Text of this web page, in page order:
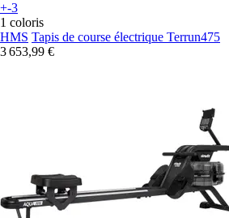
+-3
1 coloris
HMS Tapis de course électrique Terrun475
3 653,99 €